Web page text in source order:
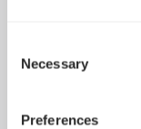
Selection
Necessary
Preferences
ハブに取り付